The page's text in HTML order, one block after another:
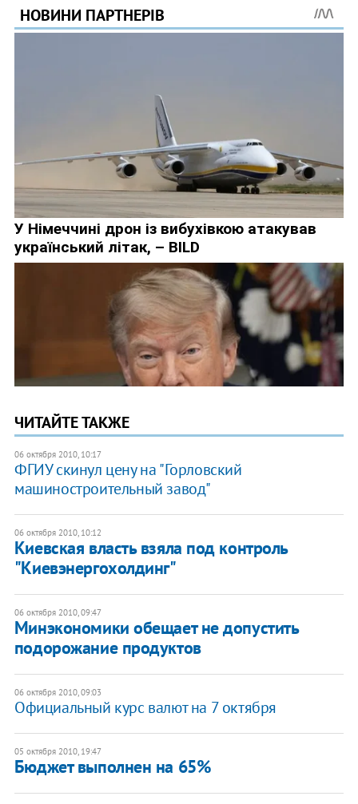
ЧИТАЙТЕ ТАКЖЕ
06 октября 2010, 10:17
ФГИУ скинул цену на "Горловский
машиностроительный завод"
06 октября 2010, 10:12
Киевская власть взяла под контроль
"Киевэнергохолдинг"
06 октября 2010, 09:47
Минэкономики обещает не допустить
подорожание продуктов
06 октября 2010, 09:03
Официальный курс валют на 7 октября
05 октября 2010, 19:47
Бюджет выполнен на 65%